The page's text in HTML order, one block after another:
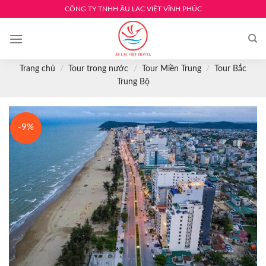
content
CÔNG TY TNHH ÂU LẠC VIỆT VĨNH PHÚC
Trang chủ / Tour trong nước / Tour Miền Trung /
Tour Bắc
Trung Bộ
-9%